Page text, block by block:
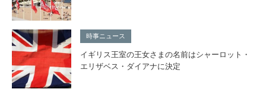
時事ニュース
イギリス王室の王女さまの名前はシャーロット・
エリザベス・ダイアナに決定